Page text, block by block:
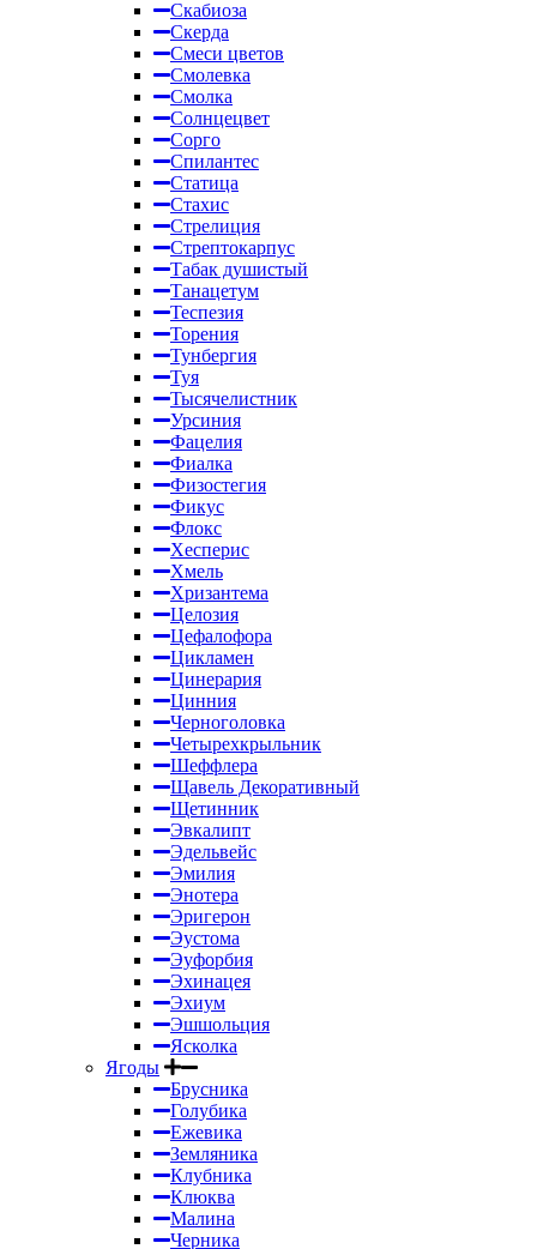
Скабиоза
Скерда
Смеси цветов
Смолевка
Смолка
Солнцецвет
Сорго
Спилантес
Статица
Стахис
Стрелиция
Стрептокарпус
Табак душистый
Танацетум
Теспезия
Торения
Тунбергия
Туя
Тысячелистник
Урсиния
Фацелия
Фиалка
Физостегия
Фикус
Флокс
Хесперис
Хмель
Хризантема
Целозия
Цефалофора
Цикламен
Цинерария
Цинния
Черноголовка
Четырехкрыльник
Шеффлера
Щавель Декоративный
Щетинник
Эвкалипт
Эдельвейс
Эмилия
Энотера
Эригерон
Эустома
Эуфорбия
Эхинацея
Эхиум
Эшшольция
Ясколка
Ягоды
Брусника
Голубика
Ежевика
Земляника
Клубника
Клюква
Малина
Черника